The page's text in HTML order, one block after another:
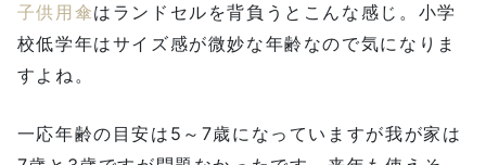
子供用傘はランドセルを背負うとこんな感じ。小学
校低学年はサイズ感が微妙な年齢なので気になりま
すよね。
一応年齢の目安は5～7歳になっていますが我が家は